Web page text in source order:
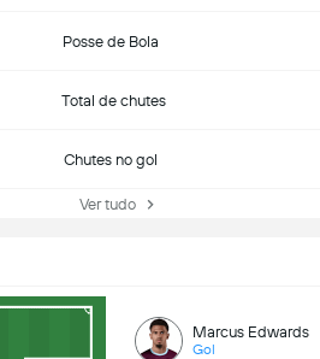
Posse de Bola
Total de chutes
Chutes no gol
Ver tudo
Marcus Edwards
Gol